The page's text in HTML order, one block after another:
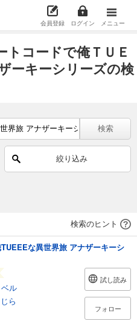
会員登録 ログイン メニュー
コードで俺ＴＵＥ
ーキーシリーズの検
検索
絞り込み
検索のヒント
な異世界旅 アナザーキーシ
ル
ら
試し読み
フォロー